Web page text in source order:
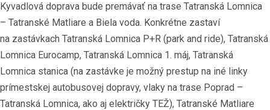
Kyvadlová doprava bude premávať na trase Tatranská Lomnica
– Tatranské Matliare a Biela voda. Konkrétne zastaví
na zastávkach Tatranská Lomnica P+R (park and ride), Tatranská
Lomnica Eurocamp, Tatranská Lomnica 1. máj, Tatranská
Lomnica stanica (na zastávke je možný prestup na iné linky
prímestskej autobusovej dopravy, vlaky na trase Poprad –
Tatranská Lomnica, ako aj električky TEŽ), Tatranské Matliare